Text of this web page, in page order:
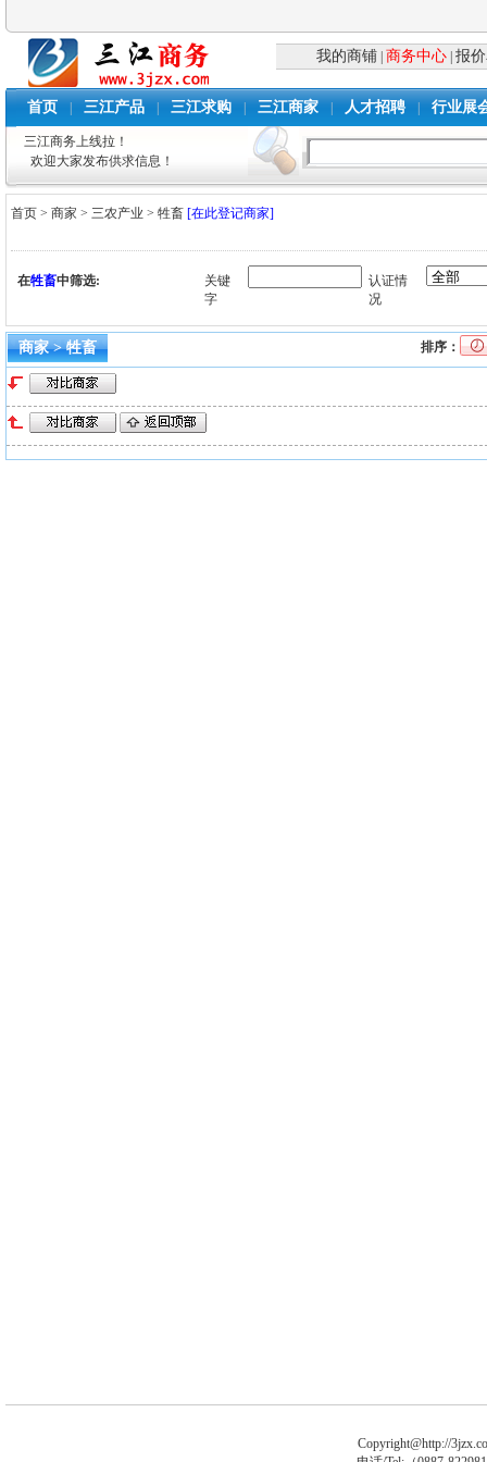
我的商铺 商务中心 |报
首页 三江产品 三江求购 三江商家 人才招聘 行业展
三江商务上线拉！
欢迎大家发布供求信息！
首页 >商家 >三农产业 >牲畜 [在此登记商家]
在牲畜中筛选:
关键
字
认证情
况
商家 > 牲畜 排序：
Copyright@http://